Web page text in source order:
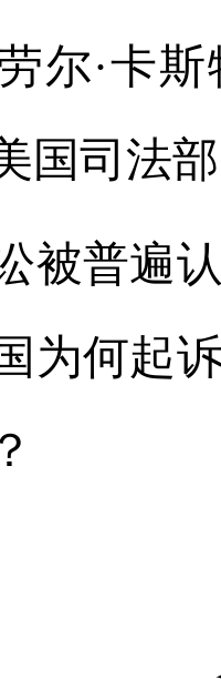
尔·卡
国司法
普遍认
为何起